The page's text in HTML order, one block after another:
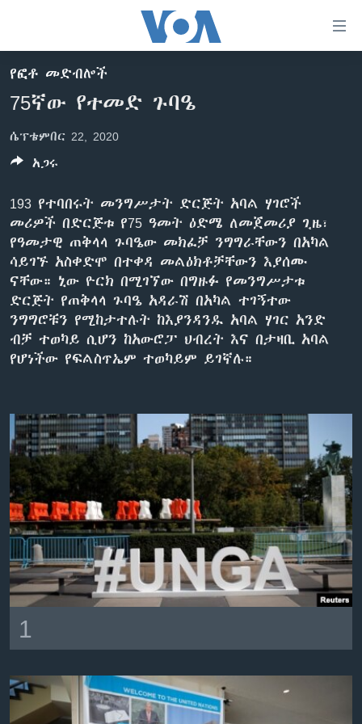
ማገናኛዎች
ዋናው
እለፍ
ወደ
ይዘት
እለፍ
ወደ
ዋናው
ይዘት
እለፍ
ኢትዮጵያ
አፍሪካ
ዓለምአቀፍ
አሜሪካ
መካከለኛው ምሥራቅ
ኑሮ በጤንነት
ጋቢና ቪኦኤ
ከምሽቱ ሦስት ሰዓት የአማርኛ ዜና
ቪዲዮ
የፎቶ መድብሎች
ክምችት
Learning English
ይከተሉን
ቋንቋዎች
የፎቶ መድብሎች
75ኛው የተመድ ጉባዔ
ሴፕቴምበር 22, 2020
193 የተባበሩት መንግሥታት ድርጅት አባል ሃገሮች
መሪዎች በድርጅቱ የ75 ዓመት ዕድሜ ለመጀመሪያ ጊዜ፣
የዓመታዊ ጠቅላላ ጉባዔው መክፈቻ ንግግራቸውን በአካል
ሳይገኙ አስቀድሞ በተቀዳ መልዕክቶቻቸውን እያሰሙ
ናቸው። ኒው ዮርክ በሚገኘው በግዙፉ የመንግሥታቱ
ድርጅት የጠቅላላ ጉባዔ አዳራሽ በአካል ተገኝተው
ንግግሮቹን የሚከታተሉት ከእያንዳንዱ አባል ሃገር አንድ
ብቻ ተወካይ ሲሆን ከአውሮፓ ህብረት እና በታዛቢ አባል
የሆነችው የፍልስጥኤም ተወካይም ይገኛሉ።
1
አጋሩ